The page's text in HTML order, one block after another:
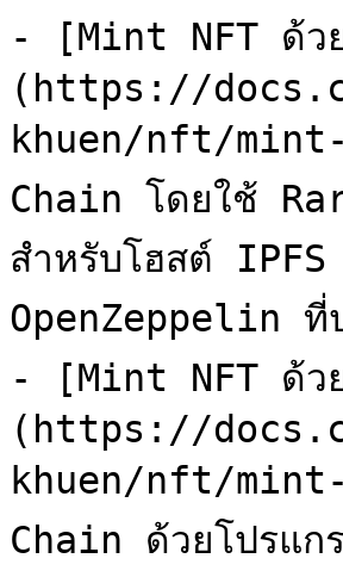
- [Mint NFT ด้
(https://
khuen/nft/
Chain โดยใช้
สำหรับโฮสต์
OpenZeppelin ที่
- [Mint NFT ด้ว
(https://
khuen/nft/
Chain ด้วยโปรแ